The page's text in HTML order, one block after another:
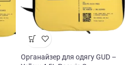
Органайзер для одягу GUD –